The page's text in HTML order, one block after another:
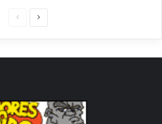
a
a
m
a